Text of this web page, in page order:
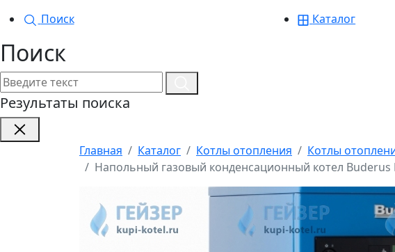
Поиск
Каталог
Поиск
Результаты поиска
Главная Каталог Котлы отопления Котлы
Напольный газовый конденсационный котел Buderus